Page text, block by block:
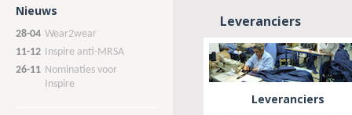
Nieuws
28-04 Wear2wear
11-12 Inspire anti-MRSA
26-11 Nominaties voor
Inspire
Leveranciers
Leveranciers